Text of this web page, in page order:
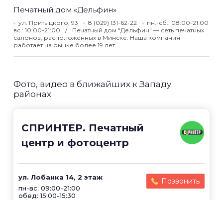
Печатный дом «Дельфин»
ул. Притыцкого, 93 8 (029) 131-62-22
пн.-сб.: 08:00-21:00
вс.: 10:00-21:00
Печатный дом "Дельфин" — сеть печатных
салонов, расположенных в Минске. Наша компания
работает на рынке более 19 лет.
Фото, видео в ближайших к Западу
районах
СПРИНТЕР. Печатный
центр и фотоцентр
ул. Лобанка 14, 2 этаж
пн-вс: 09:00-21:00
обед: 15:00-15:30
Позвонить